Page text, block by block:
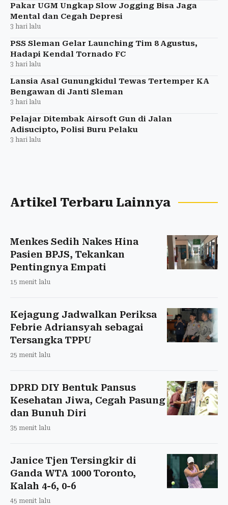
Pakar UGM Ungkap Slow Jogging Bisa Jaga
Mental dan Cegah Depresi
3 hari lalu
PSS Sleman Gelar Launching Tim 8 Agustus,
Hadapi Kendal Tornado FC
3 hari lalu
Lansia Asal Gunungkidul Tewas Tertemper KA
Bengawan di Janti Sleman
3 hari lalu
Pelajar Ditembak Airsoft Gun di Jalan
Adisucipto, Polisi Buru Pelaku
3 hari lalu
Artikel Terbaru Lainnya
Menkes Sedih Nakes Hina
Pasien BPJS, Tekankan
Pentingnya Empati
15 menit lalu
Kejagung Jadwalkan Periksa
Febrie Adriansyah sebagai
Tersangka TPPU
25 menit lalu
DPRD DIY Bentuk Pansus
Kesehatan Jiwa, Cegah Pasung
dan Bunuh Diri
35 menit lalu
Janice Tjen Tersingkir di
Ganda WTA 1000 Toronto,
Kalah 4-6, 0-6
45 menit lalu